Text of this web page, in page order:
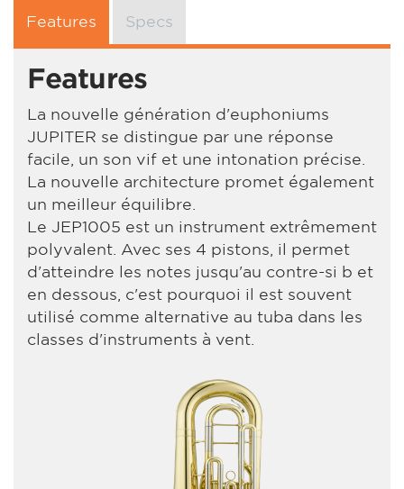
Features Specs
Features
La nouvelle génération d'euphoniums
JUPITER se distingue par une réponse
facile, un son vif et une intonation précise.
La nouvelle architecture promet également
un meilleur équilibre.
Le JEP1005 est un instrument extrêmement
polyvalent. Avec ses 4 pistons, il permet
d'atteindre les notes jusqu'au contre-si b et
en dessous, c'est pourquoi il est souvent
utilisé comme alternative au tuba dans les
classes d'instruments à vent.